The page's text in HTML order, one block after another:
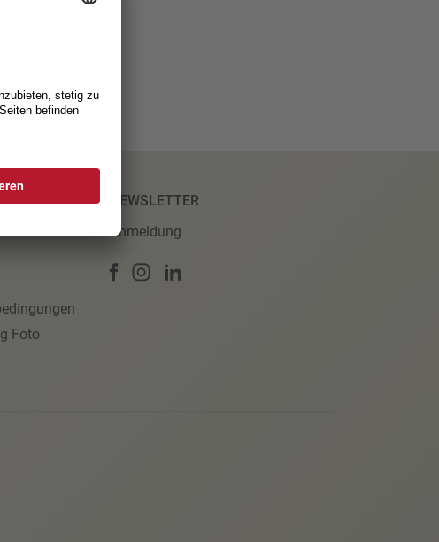
Foto
NEWSLETTER
Anmeldung